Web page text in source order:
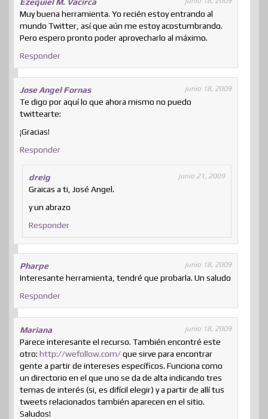
Muy buena herramienta. Yo recién estoy entrando al
mundo Twitter, así que aún me estoy acostumbrando.
Pero espero pronto poder aprovecharlo al máximo.
Responder
Jose Angel Fornas junio 18, 2009
Te digo por aquí lo que ahora mismo no puedo
twittearte:
¡Gracias!
Responder
dreig junio 21, 2009
Graicas a ti, José Angel.
y un abrazo
Responder
Pharpe junio 18, 2009
Interesante herramienta, tendré que probarla. Un saludo
Responder
Mariana junio 18, 2009
Parece interesante el recurso. También encontré este
otro:http://wefollow.com/que sirve para encontrar
gente a partir de intereses específicos. Funciona como
un directorio en el que uno se da de alta indicando tres
temas de interés (si, es difícil elegir) y a partir de allí tus
tweets relacionados también aparecen en el sitio.
Saludos!